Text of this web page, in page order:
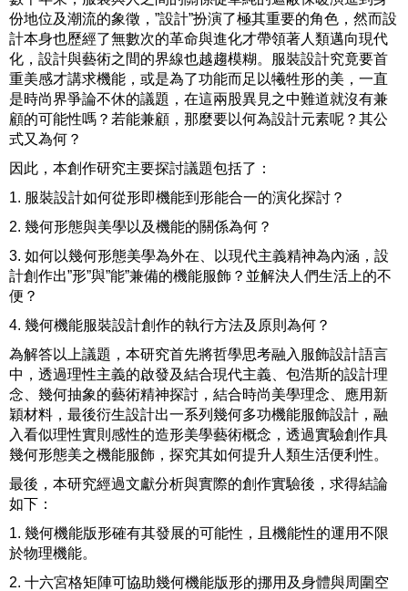
份地位及潮流的象徵，”設計”扮演了極其重要的角色，然而設
計本身也歷經了無數次的革命與進化才帶領著人類邁向現代
化，設計與藝術之間的界線也越趨模糊。服裝設計究竟要首
重美感才講求機能，或是為了功能而足以犧牲形的美，一直
是時尚界爭論不休的議題，在這兩股異見之中難道就沒有兼
顧的可能性嗎？若能兼顧，那麼要以何為設計元素呢？其公
式又為何？
因此，本創作研究主要探討議題包括了：
1. 服裝設計如何從形即機能到形能合一的演化探討？
2. 幾何形態與美學以及機能的關係為何？
3. 如何以幾何形態美學為外在、以現代主義精神為內涵，設
計創作出”形”與”能”兼備的機能服飾？並解決人們生活上的不
便？
4. 幾何機能服裝設計創作的執行方法及原則為何？
為解答以上議題，本研究首先將哲學思考融入服飾設計語言
中，透過理性主義的啟發及結合現代主義、包浩斯的設計理
念、幾何抽象的藝術精神探討，結合時尚美學理念、應用新
穎材料，最後衍生設計出一系列幾何多功機能服飾設計，融
入看似理性實則感性的造形美學藝術概念，透過實驗創作具
幾何形態美之機能服飾，探究其如何提升人類生活便利性。
最後，本研究經過文獻分析與實際的創作實驗後，求得結論
如下：
1. 幾何機能版形確有其發展的可能性，且機能性的運用不限
於物理機能。
2. 十六宮格矩陣可協助幾何機能版形的挪用及身體與周圍空